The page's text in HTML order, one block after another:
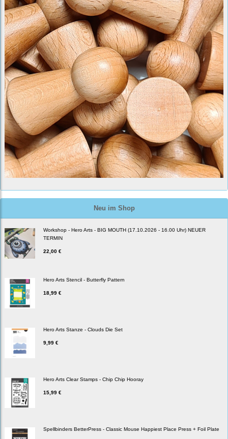
Neu im Shop
Workshop - Hero Arts - BIG MOUTH (17.10.2026 - 16.00 Uhr) NEUER
TERMIN
22,00 €
Hero Arts Stencil - Butterfly Pattern
18,99 €
Hero Arts Stanze - Clouds Die Set
9,99 €
Hero Arts Clear Stamps - Chip Chip Hooray
15,99 €
Spellbinders BetterPress - Classic Mouse Happiest Place Press + Foil Plate